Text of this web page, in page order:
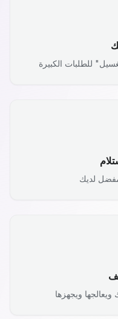
للطلبات الكبيرة
لديك
ويجهزها